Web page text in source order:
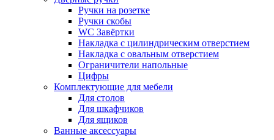
Ручки на розетке
Ручки скобы
WC Завёртки
Накладка с цилиндрическим отверстием
Накладка с овальным отверстием
Ограничители напольные
Цифры
Комплектующие для мебели
Для столов
Для шкафчиков
Для ящиков
Ванные аксессуары